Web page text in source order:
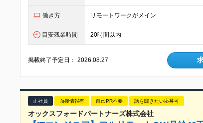
働き方 リモートワークがメイン
目安残業時間 20時間以内
掲載終了予定日：2026.08.27
正社員 面接情報有 自己PR不要 話を聞きたい応募可
オックスフォードパートナーズ株式会社